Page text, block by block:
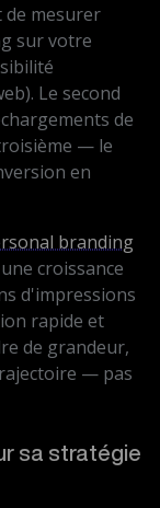
mesurer
sur votre
Le second
de
— le
en
branding
croissance
d'impressions
rapide et
de grandeur,
— pas
sa stratégie